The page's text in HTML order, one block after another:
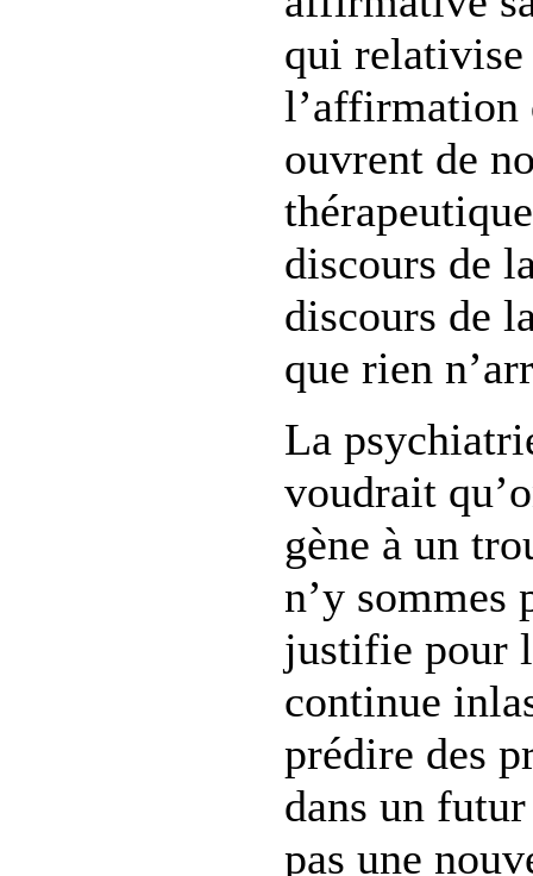
qui relativise
l’affirmation
ouvrent de
discours de
discours de
que rien
La
voudrait
gène à un
n’y sommes
justifie pour
continue
prédire des
dans un
pas une